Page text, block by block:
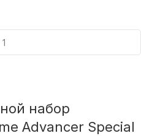
набор
Advancer Special